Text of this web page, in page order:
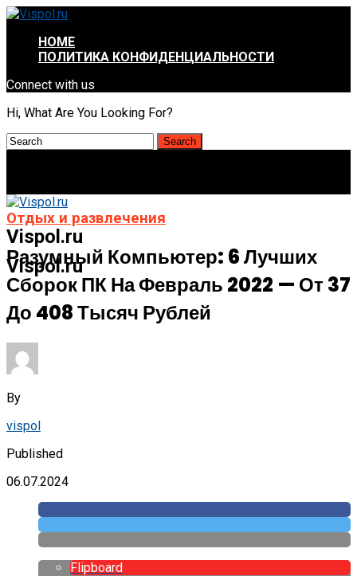
HOME
ПОЛИТИКА КОНФИДЕНЦИАЛЬНОСТИ
Connect with us
Hi, What Are You Looking For?
Vispol.ru
Vispol.ru
Отдых и развлечения
Разумный Компьютер: 6 Лучших
Сборок ПК На Февраль 2022 — От 37
До 408 Тысяч Рублей
By
vispol
Published
06.07.2024
Flipboard